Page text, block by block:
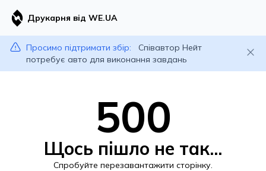
Друкарня від WE.UA
Просимо підтримати збір:
Співавтор Нейт
потребує авто для виконання завдань
500
Щось пішло не так...
Спробуйте перезавантажити сторінку.